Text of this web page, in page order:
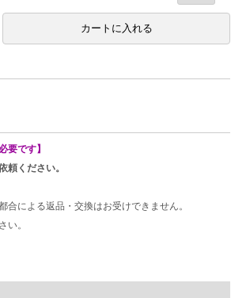
要です】
頼ください。
による返品・交換はお受けできません。
い。